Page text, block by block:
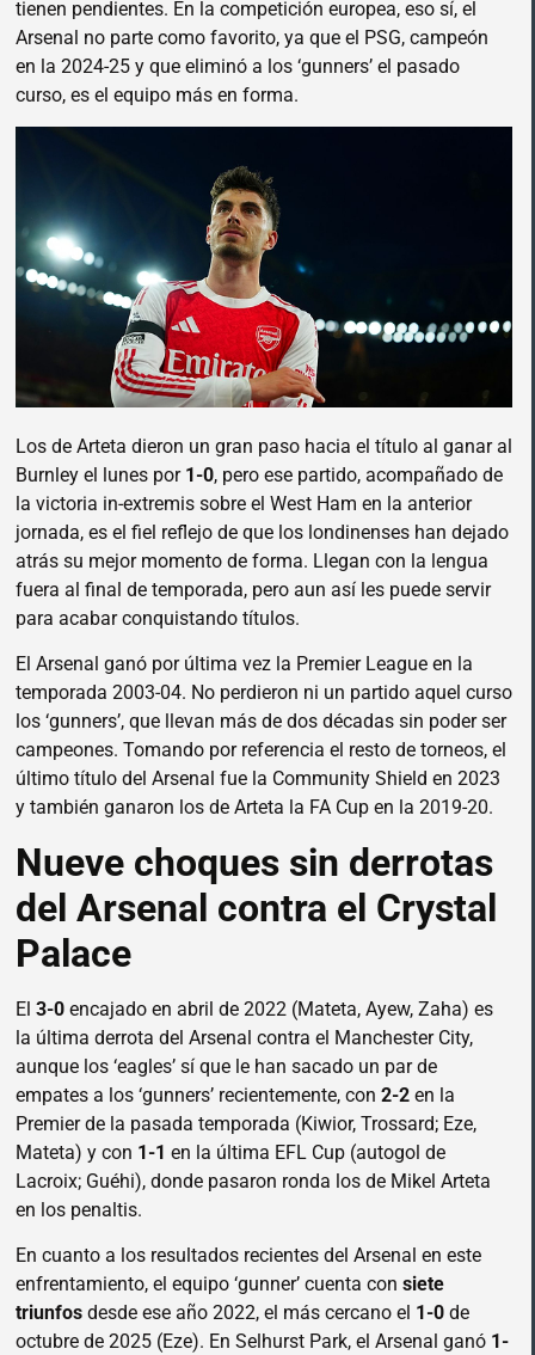
tienen pendientes. En la competición europea, eso sí, el
Arsenal no parte como favorito, ya que el PSG, campeón
en la 2024-25 y que eliminó a los ‘gunners’ el pasado
curso, es el equipo más en forma.
Los de Arteta dieron un gran paso hacia el título al ganar al
Burnley el lunes por 1-0, pero ese partido, acompañado de
la victoria in-extremis sobre el West Ham en la anterior
jornada, es el fiel reflejo de que los londinenses han dejado
atrás su mejor momento de forma. Llegan con la lengua
fuera al final de temporada, pero aun así les puede servir
para acabar conquistando títulos.
El Arsenal ganó por última vez la Premier League en la
temporada 2003-04. No perdieron ni un partido aquel curso
los ‘gunners’, que llevan más de dos décadas sin poder ser
campeones. Tomando por referencia el resto de torneos, el
último título del Arsenal fue la Community Shield en 2023
y también ganaron los de Arteta la FA Cup en la 2019-20.
Nueve choques sin derrotas
del Arsenal contra el Crystal
Palace
El 3-0 encajado en abril de 2022 (Mateta, Ayew, Zaha) es
la última derrota del Arsenal contra el Manchester City,
aunque los ‘eagles’ sí que le han sacado un par de
empates a los ‘gunners’ recientemente, con 2-2 en la
Premier de la pasada temporada (Kiwior, Trossard; Eze,
Mateta) y con 1-1 en la última EFL Cup (autogol de
Lacroix; Guéhi), donde pasaron ronda los de Mikel Arteta
en los penaltis.
En cuanto a los resultados recientes del Arsenal en este
enfrentamiento, el equipo ‘gunner’ cuenta con siete
triunfos desde ese año 2022, el más cercano el 1-0 de
octubre de 2025 (Eze). En Selhurst Park, el Arsenal ganó 1-